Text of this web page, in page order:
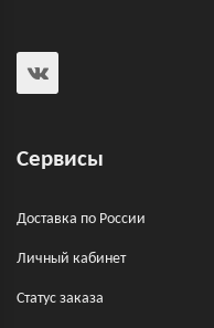
Сервисы
Доставка по России
Личный кабинет
Статус заказа